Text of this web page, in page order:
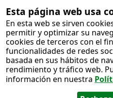
Esta página web usa
En esta web se sirven
permitir y optimizar su
cookies de terceros con el
funcionalidades de redes
basada en sus hábitos de
rendimiento y tráfico web.
información en nuestra